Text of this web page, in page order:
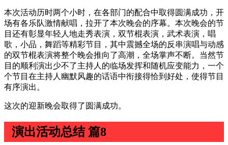
本次活动历时两个小时，在各部门的配合中取得圆满成功，开
场有各乐队激情献唱，拉开了本次晚会的序幕。本次晚会的节
目还有彰显年轻人地走秀表演，双节棍表演，武术表演，唱
歌，小品，舞蹈等精彩节目，其中震撼全场的反串演唱与动感
的双节棍表演将整个晚会推向了高潮，全场掌声不断。当然节
目的顺利演出少不了主持人的临场发挥和随机应变能力，一个
个节目在主持人幽默风趣的话语中衔接得恰到好处，使得节目
有序演出。
这次的迎新晚会取得了圆满成功。
演出活动总结 篇8